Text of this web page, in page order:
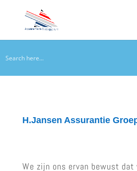
H.Jansen Assurantie
We zijn ons ervan bewust dat